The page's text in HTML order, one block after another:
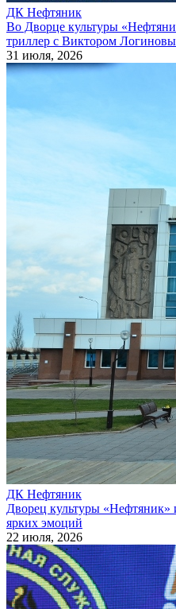
ДК Нефтяник
Во Дворце культуры
триллер с Виктором
31 июля, 2026
ДК Нефтяник
Дворец культуры
ярких эмоций
22 июля, 2026